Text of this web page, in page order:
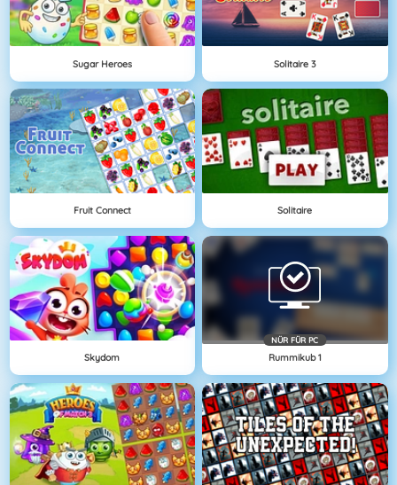
Sugar Heroes Solitaire 3
Fruit Connect Solitaire
Skydom
NÜR FÜR PC
Rummikub 1